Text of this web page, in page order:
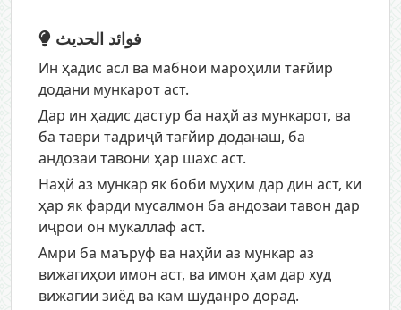
فوائد الحديث
Ин ҳадис асл ва мабнои мароҳили тағйир
додани мункарот аст.
Дар ин ҳадис дастур ба наҳй аз мункарот, ва
ба таври тадриҷӣ тағйир доданаш, ба
андозаи тавони ҳар шахс аст.
Наҳй аз мункар як боби муҳим дар дин аст, ки
ҳар як фарди мусалмон ба андозаи тавон дар
иҷрои он мукаллаф аст.
Амри ба маъруф ва наҳйи аз мункар аз
вижагиҳои имон аст, ва имон ҳам дар худ
вижагии зиёд ва кам шуданро дорад.